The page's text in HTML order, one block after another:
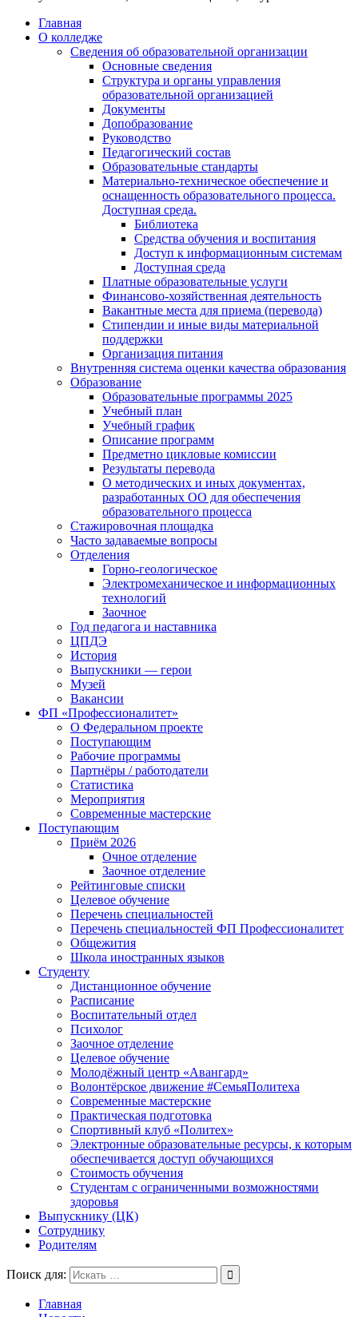
Главная
О колледже
Сведения об образовательной организации
Основные сведения
Структура и органы управления
образовательной организацией
Документы
Допобразование
Руководство
Педагогический состав
Образовательные стандарты
Материально-техническое обеспечение и
оснащенность образовательного процесса.
Доступная среда.
Библиотека
Средства обучения и воспитания
Доступ к информационным системам
Доступная среда
Платные образовательные услуги
Финансово-хозяйственная деятельность
Вакантные места для приема (перевода)
Стипендии и иные виды материальной
поддержки
Организация питания
Внутренняя система оценки качества образования
Образование
Образовательные программы 2025
Учебный план
Учебный график
Описание программ
Предметно цикловые комиссии
Результаты перевода
О методических и иных документах,
разработанных ОО для обеспечения
образовательного процесса
Стажировочная площадка
Часто задаваемые вопросы
Отделения
Горно-геологическое
Электромеханическое и информационных
технологий
Заочное
Год педагога и наставника
ЦПДЭ
История
Выпускники — герои
Музей
Вакансии
ФП «Профессионалитет»
О Федеральном проекте
Поступающим
Рабочие программы
Партнёры / работодатели
Статистика
Мероприятия
Современные мастерские
Поступающим
Приём 2026
Очное отделение
Заочное отделение
Рейтинговые списки
Целевое обучение
Перечень специальностей
Перечень специальностей ФП Профессионалитет
Общежития
Школа иностранных языков
Студенту
Дистанционное обучение
Расписание
Воспитательный отдел
Психолог
Заочное отделение
Целевое обучение
Молодёжный центр «Авангард»
Волонтёрское движение #СемьяПолитеха
Современные мастерские
Практическая подготовка
Спортивный клуб «Политех»
Электронные образовательные ресурсы, к которым
обеспечивается доступ обучающихся
Стоимость обучения
Студентам с ограниченными возможностями
здоровья
Выпускнику (ЦК)
Сотруднику
Родителям
Поиск для:
Главная